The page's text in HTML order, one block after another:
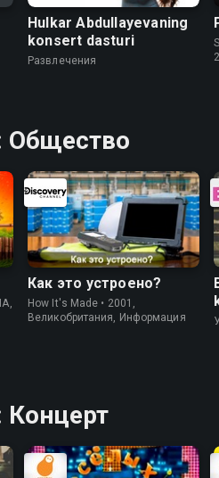
Hulkar Abdullayevaning
konsert dasturi
Развлечения
Общество
Как это устроено?
How It's Made • 2001,
Великобритания, Информация